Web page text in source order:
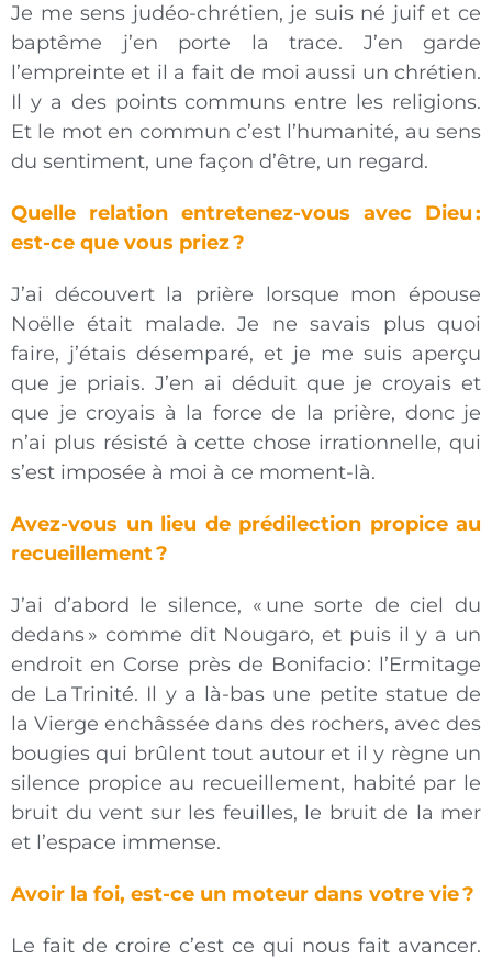
Je me sens judéo-chrétien, je suis né juif et ce
baptême j’en porte la trace. J’en garde
l’empreinte et il a fait de moi aussi un chrétien.
Il y a des points communs entre les religions.
Et le mot en commun c’est l’humanité, au sens
du sentiment, une façon d’être, un regard.
Quelle relation entretenez-vous avec Dieu :
est-ce que vous priez ?
J’ai découvert la prière lorsque mon épouse
Noëlle était malade. Je ne savais plus quoi
faire, j’étais désemparé, et je me suis aperçu
que je priais. J’en ai déduit que je croyais et
que je croyais à la force de la prière, donc je
n’ai plus résisté à cette chose irrationnelle, qui
s’est imposée à moi à ce moment-là.
Avez-vous un lieu de prédilection propice au
recueillement ?
J’ai d’abord le silence, « une sorte de ciel du
dedans » comme dit Nougaro, et puis il y a un
endroit en Corse près de Bonifacio : l’Ermitage
de La Trinité. Il y a là-bas une petite statue de
la Vierge enchâssée dans des rochers, avec des
bougies qui brûlent tout autour et il y règne un
silence propice au recueillement, habité par le
bruit du vent sur les feuilles, le bruit de la mer
et l’espace immense.
Avoir la foi, est-ce un moteur dans votre vie ?
Le fait de croire c’est ce qui nous fait avancer.